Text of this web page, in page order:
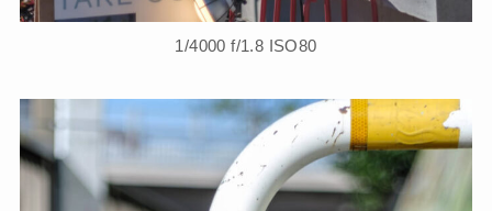
1/4000 f/1.8 ISO80